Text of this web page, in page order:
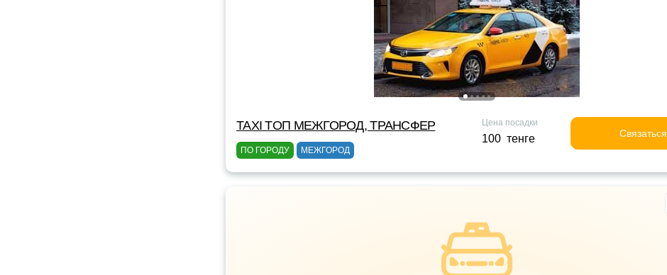
TAXI TOП МЕЖГОРОД, ТРАНСФЕР
ПО ГОРОДУ МЕЖГОРОД
Цена посадки
100 тенге Связаться